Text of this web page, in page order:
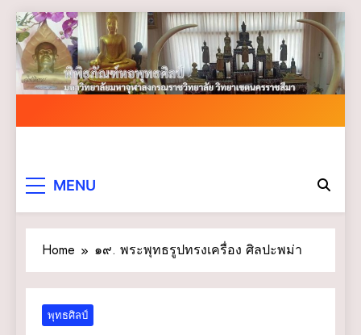
Skip
to
content
MENU
Home ๑๙. พระพุทธรูปทรงเครื่อง ศิลปะพม่า
พุทธศิลป์